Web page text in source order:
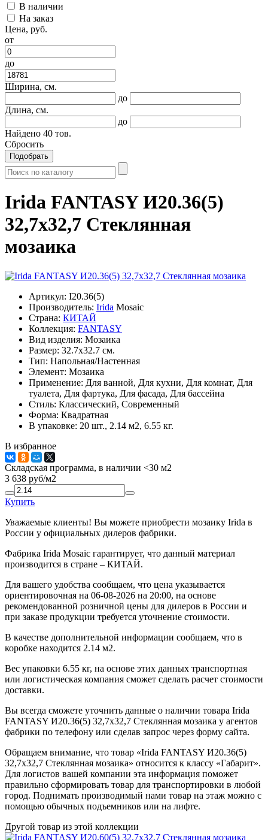
В наличии
На заказ
Цена, руб.
от
до
Ширина, см.
до
Длина, см.
до
Найдено 40 тов.
Сбросить
Подобрать
Irida FANTASY И20.36(5)
32,7x32,7 Стеклянная
мозаика
Артикул: I20.36(5)
Производитель: Irida Mosaic
Страна: КИТАЙ
Коллекция: FANTASY
Вид изделия: Мозаика
Размер: 32.7x32.7 см.
Тип: Напольная/Настенная
Элемент: Мозаика
Применение: Для ванной, Для кухни, Для комнат, Для
туалета, Для фартука, Для фасада, Для бассейна
Стиль: Классический, Современный
Форма: Квадратная
В упаковке: 20 шт., 2.14 м2, 6.55 кг.
В избранное
Складская программа, в наличии <30 м2
3 638 руб/м2
Купить
Уважаемые клиенты! Вы можете приобрести мозаику Irida в
России у официальных дилеров фабрики.
Фабрика Irida Mosaic гарантирует, что данный материал
производится в стране – КИТАЙ.
Для вашего удобства сообщаем, что цена указывается
ориентировочная на 06-08-2026 на 20:00, на основе
рекомендованной розничной цены для дилеров в России и
при заказе продукции требуется уточнение стоимости.
В качестве дополнительной информации сообщаем, что в
коробке находится 2.14 м2.
Вес упаковки 6.55 кг, на основе этих данных транспортная
или логистическая компания сможет сделать расчет стоимости
доставки.
Вы всегда сможете уточнить данные о наличии товара Irida
FANTASY И20.36(5) 32,7x32,7 Стеклянная мозаика у агентов
фабрики по телефону или сделав запрос через форму сайта.
Обращаем внимание, что товар «Irida FANTASY И20.36(5)
32,7x32,7 Стеклянная мозаика» относится к классу «Габарит».
Для логистов вашей компании эта информация поможет
правильно сформировать товар для транспортировки в любой
город. Поднимать производимый нами товар на этаж можно с
помощью обычных подъемников или на лифте.
Другой товар из этой коллекции